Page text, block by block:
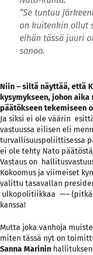
”Se tuntuu
on kuitenkin ollut
eihän tässä juuri
sanoo.
Niin – siltä näyttää, että
kysymykseen, johon
päätökseen tekemiseen
Ja siksi ei ole väärin
vastuussa eilisen eli
turvallisuuspoliittisessa
ei ole tehty Nato
Vastaus on
Kokoomus ja viimeiset
valittu tasavallan
ulkopolitiikkaa —– (pitkä
kanssa!
Mutta joka vanhoja
miten tässä nyt on
Sanna Marinin hallituksen